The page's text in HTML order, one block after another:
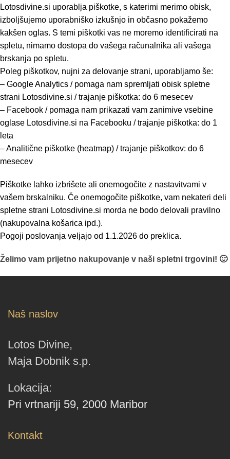
Lotosdivine.si uporablja piškotke, s katerimi merimo obisk,
izboljšujemo uporabniško izkušnjo in občasno pokažemo
kakšen oglas. S temi piškotki vas ne moremo identificirati na
spletu, nimamo dostopa do vašega računalnika ali vašega
brskanja po spletu.
Poleg piškotkov, nujni za delovanje strani, uporabljamo še:
– Google Analytics / pomaga nam spremljati obisk spletne
strani Lotosdivine.si / trajanje piškotka: do 6 mesecev
– Facebook / pomaga nam prikazati vam zanimive vsebine
oglase Lotosdivine.si na Facebooku / trajanje piškotka: do 1
leta
– Analitične piškotke (heatmap) / trajanje piškotkov: do 6
mesecev
Piškotke lahko izbrišete ali onemogočite z nastavitvami v
vašem brskalniku. Če onemogočite piškotke, vam nekateri deli
spletne strani Lotosdivine.si morda ne bodo delovali pravilno
(nakupovalna košarica ipd.).
Pogoji poslovanja veljajo od 1.1.2026 do preklica.
Želimo vam prijetno nakupovanje v naši spletni trgovini! 🙂
Naš naslov
Lotos Divine,
Maja Dobnik s.p.
Lokacija:
Pri vrtnariji 59, 2000 Maribor
Kontakt